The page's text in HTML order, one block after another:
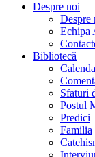
Despre noi
Despre
Echipa
Bibliotecă
Sfaturi
Postul
Predici
Familia